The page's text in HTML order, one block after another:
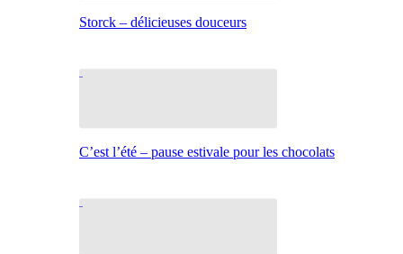
Storck – délicieuses douceurs
C’est l’été – pause estivale pour les chocolats